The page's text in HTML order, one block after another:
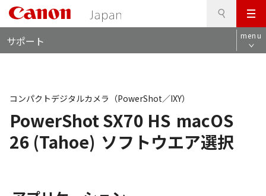
メ
ニ
ュ
サポート menu
PowerShot SX70 HS macOS
26 (Tahoe) ソフトウエア選択
コンパクトデジタルカメラ（PowerShot／IXY）